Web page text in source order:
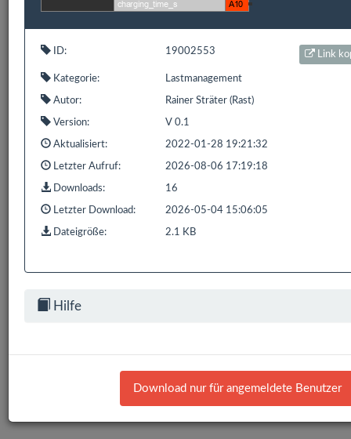
Connector -
1 bis 1 von 1 Einträgen (gefiltert von 848 Einträgen)
1 Nächste
Bereits319.188Downloads mit593.9 GBgezählt seit:
16.02.2016 | Letzter Download: 08.08.2026 17:27:54
Liste Alle
ID: 19002553 Link
Kategorie: Lastmanagement
Autor: Rainer Sträter (Rast)
Version: V 0.1
Aktualisiert: 2022-01-28 19:21:32
Letzter Aufruf: 2026-08-06 17:19:18
Downloads: 16
Letzter Download: 2026-05-04 15:06:05
Dateigröße: 2.1 KB
Hilfe
Download nur für angemeldete Benutzer